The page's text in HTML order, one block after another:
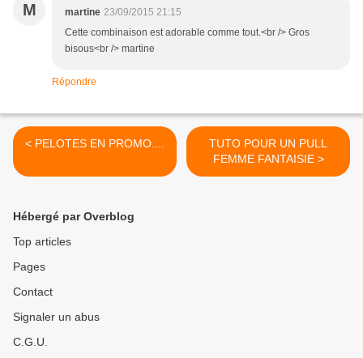
M martine 23/09/2015 21:15
Cette combinaison est adorable comme tout.<br /> Gros
bisous<br /> martine
Répondre
< PELOTES EN PROMO....
TUTO POUR UN PULL
FEMME FANTAISIE >
Hébergé par Overblog
Top articles
Pages
Contact
Signaler un abus
C.G.U.